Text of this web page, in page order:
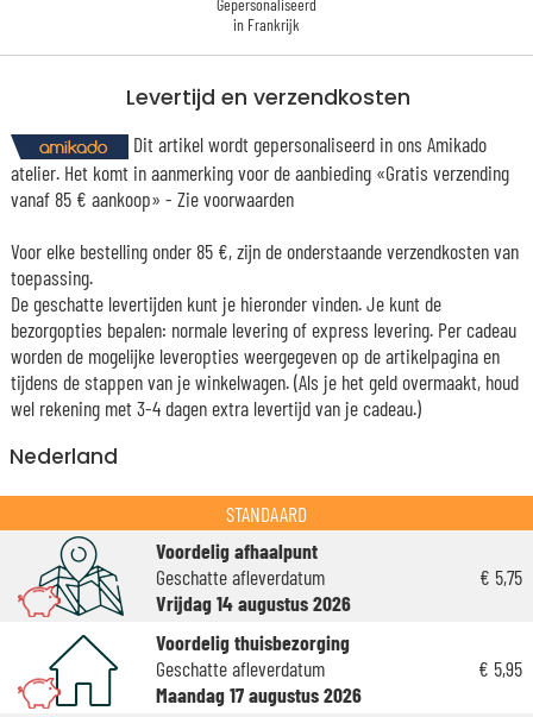
in Frankrijk
Levertijd en verzendkosten
Dit artikel wordt gepersonaliseerd in ons Amikado
atelier. Het komt in aanmerking voor de aanbieding «Gratis verzending
vanaf 85 € aankoop» - Zie voorwaarden
Voor elke bestelling onder 85 €, zijn de onderstaande verzendkosten van
toepassing.
De geschatte levertijden kunt je hieronder vinden. Je kunt de
bezorgopties bepalen: normale levering of express levering. Per cadeau
worden de mogelijke leveropties weergegeven op de artikelpagina en
tijdens de stappen van je winkelwagen. (Als je het geld overmaakt, houd
wel rekening met 3-4 dagen extra levertijd van je cadeau.)
Nederland
STANDAARD
Voordelig afhaalpunt
Geschatte afleverdatum
Vrijdag 14 augustus 2026
€ 5,75
Voordelig thuisbezorging
Geschatte afleverdatum
Maandag 17 augustus 2026
€ 5,95